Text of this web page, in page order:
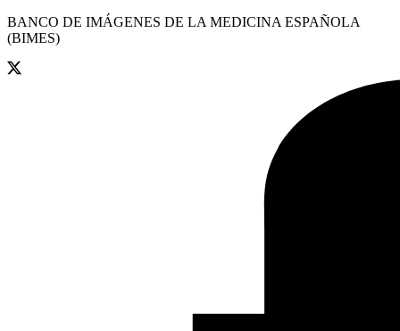
BANCO DE IMÁGENES DE LA MEDICINA ESPAÑOLA
(BIMES)